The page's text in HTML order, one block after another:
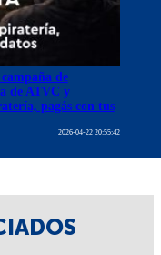
de
de ATVC y
pagás con tus
2026-04-22 20:55:42